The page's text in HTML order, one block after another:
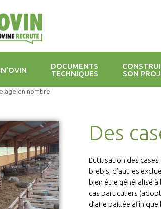
DOCUMENTS
TECHNIQUES
SON
en nombre
Des
L’utilisation des
brebis, d’autres
bien être généralisé
cas particuliers
d’aire paillée afin